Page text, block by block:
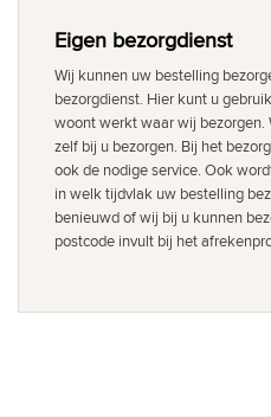
Eigen bezorgdienst
Wij kunnen uw bestelling
bezorgdienst. Hier kunt u
woont werkt waar wij
zelf bij u bezorgen. Bij het
ook de nodige service. Ook
in welk tijdvlak uw bestelling
benieuwd of wij bij u kunnen
postcode invult bij het